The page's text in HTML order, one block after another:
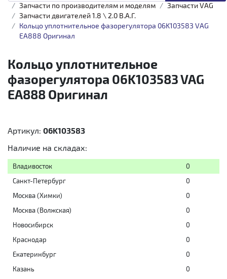
Запчасти по производителям и моделям
Запчасти VAG
Запчасти двигателей 1.8 \ 2.0 B.A.Г.
Кольцо уплотнительное фазорегулятора 06K103583 VAG
EA888 Оригинал
Кольцо уплотнительное
фазорегулятора 06K103583 VAG
EA888 Оригинал
Артикул: 06K103583
Наличие на складах:
Владивосток
0
Санкт-Петербург
0
Москва (Химки)
0
Москва (Волжская)
0
Новосибирск
0
Краснодар
0
Екатеринбург
0
Казань
0